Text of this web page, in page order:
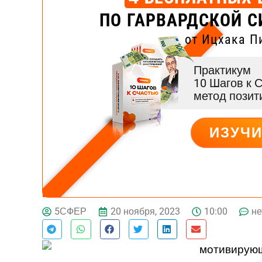
ПО ГАРВАРДСКОЙ
от Ицхака
Практикум
10 Шагов к
метод
5СФЕР 20 ноября, 2023 10:00
Тест эмоционального
Онлайн диагностика синдрома
эмоционального выгорания